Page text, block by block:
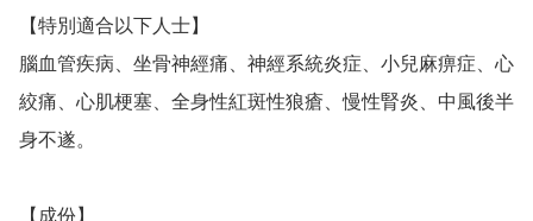
【特別適合以下人士】
腦血管疾病、坐骨神經痛、神經系統炎症、小兒麻痹症、心
絞痛、心肌梗塞、全身性紅斑性狼瘡、慢性腎炎、中風後半
身不遂。
【成份】